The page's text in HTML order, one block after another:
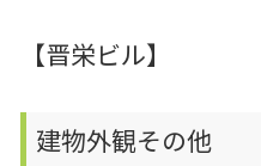
【晋栄ビル】
建物外観その他